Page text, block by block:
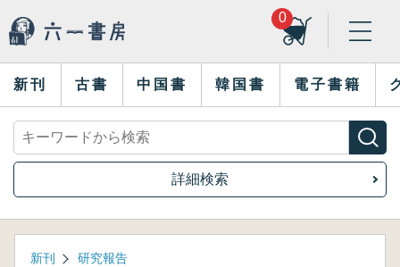
0
新刊 古書 中国書 韓国書 電子書籍
詳細検索
新刊 研究報告